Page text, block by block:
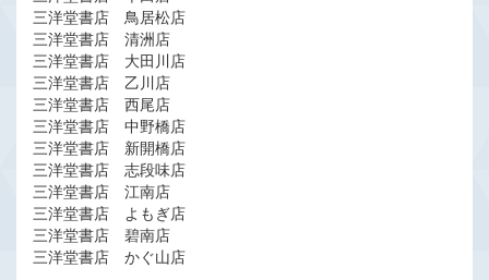
三洋堂書店 鳥居松店
三洋堂書店 清洲店
三洋堂書店 大田川店
三洋堂書店 乙川店
三洋堂書店 西尾店
三洋堂書店 中野橋店
三洋堂書店 新開橋店
三洋堂書店 志段味店
三洋堂書店 江南店
三洋堂書店 よもぎ店
三洋堂書店 碧南店
三洋堂書店 かぐ山店